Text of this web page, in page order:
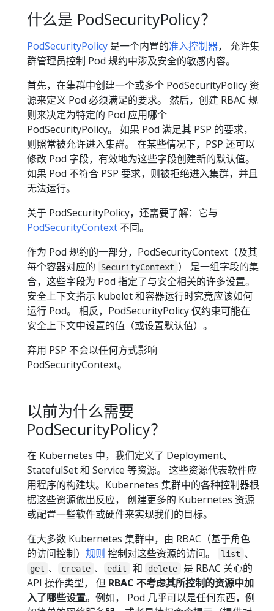
什么是 PodSecurityPolicy？
PodSecurityPolicy 是一个内置的准入控制器， 允许集
群管理员控制 Pod 规约中涉及安全的敏感内容。
首先，在集群中创建一个或多个 PodSecurityPolicy 资
源来定义 Pod 必须满足的要求。 然后，创建 RBAC 规
则来决定为特定的 Pod 应用哪个
PodSecurityPolicy。 如果 Pod 满足其 PSP 的要求，
则照常被允许进入集群。 在某些情况下，PSP 还可以
修改 Pod 字段，有效地为这些字段创建新的默认值。
如果 Pod 不符合 PSP 要求，则被拒绝进入集群，并且
无法运行。
关于 PodSecurityPolicy，还需要了解：它与
PodSecurityContext 不同。
作为 Pod 规约的一部分，PodSecurityContext（及其
每个容器对应的
SecurityContext ） 是一组字段的集
合，这些字段为 Pod 指定了与安全相关的许多设置。
安全上下文指示 kubelet 和容器运行时究竟应该如何
运行 Pod。 相反，PodSecurityPolicy 仅约束可能在
安全上下文中设置的值（或设置默认值）。
弃用 PSP 不会以任何方式影响
PodSecurityContext。
以前为什么需要
PodSecurityPolicy？
在 Kubernetes 中，我们定义了 Deployment、
StatefulSet 和 Service 等资源。 这些资源代表软件应
用程序的构建块。Kubernetes 集群中的各种控制器根
据这些资源做出反应， 创建更多的 Kubernetes 资源
或配置一些软件或硬件来实现我们的目标。
在大多数 Kubernetes 集群中，由 RBAC（基于角色
的访问控制） 规则 控制对这些资源的访问。 list 、
get 、 create 、 edit 和 delete
是 RBAC 关心的
API 操作类型， 但 RBAC 不考虑其所控制的资源中加
入了哪些设置。例如， Pod 几乎可以是任何东西，例